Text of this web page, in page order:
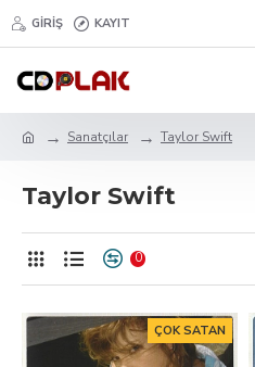
GIRIŞ KAYIT
Sanatçılar Taylor Swift
Taylor Swift
0
ÇOK SATAN